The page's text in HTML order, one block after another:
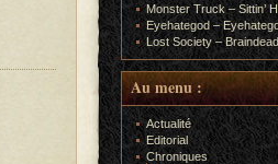
Monster Truck – Sittin’
Eyehategod –
Lost Society – Braindead
Au menu :
Actualité
Editorial
Chroniques